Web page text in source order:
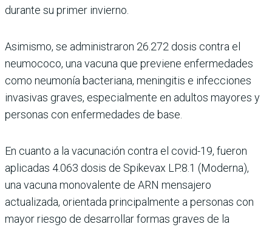
durante su primer invierno.
Asimismo, se administra­ron 26.272 dosis contra el
neumococo, una vacuna que previene enfermedades
como neumonía bacteriana, menin­gitis e infecciones
invasivas graves, especialmente en adultos mayores y
personas con enfermedades de base.
En cuanto a la vacunación contra el covid-19, fueron
aplicadas 4.063 dosis de Spikevax LP.8.1 (Moderna),
una vacuna monovalente de ARN mensajero
actualizada, orientada principalmente a personas con
mayor riesgo de desarrollar formas gra­ves de la